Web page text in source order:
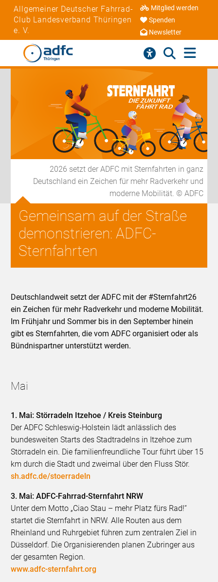
Allgemeiner Deutscher Fahrrad-
Club Landesverband Thüringen
e. V.
Mitglied werden
Spenden
Newsletter
2026 setzt der ADFC mit Sternfahrten in ganz
Deutschland ein Zeichen für mehr Radverkehr und
moderne Mobilität. © ADFC
Gemeinsam auf der Straße
demonstrieren: ADFC-
Sternfahrten
Deutschlandweit setzt der ADFC mit der #Sternfahrt26
ein Zeichen für mehr Radverkehr und moderne Mobilität.
Im Frühjahr und Sommer bis in den September hinein
gibt es Sternfahrten, die vom ADFC organisiert oder als
Bündnispartner unterstützt werden.
Mai
1. Mai: Störradeln Itzehoe / Kreis Steinburg
Der ADFC Schleswig-Holstein lädt anlässlich des
bundesweiten Starts des Stadtradelns in Itzehoe zum
Störradeln ein. Die familienfreundliche Tour führt über 15
km durch die Stadt und zweimal über den Fluss Stör.
sh.adfc.de/stoerradeln
3. Mai: ADFC-Fahrrad-Sternfahrt NRW
Unter dem Motto „Ciao Stau – mehr Platz fürs Rad!“
startet die Sternfahrt in NRW. Alle Routen aus dem
Rheinland und Ruhrgebiet führen zum zentralen Ziel in
Düsseldorf. Die Organisierenden planen Zubringer aus
der gesamten Region.
www.adfc-sternfahrt.org